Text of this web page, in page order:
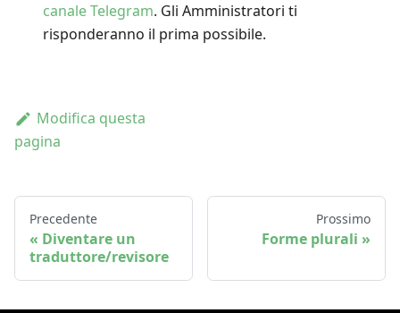
canale Telegram. Gli Amministratori ti
risponderanno il prima possibile.
Modifica questa
pagina
Precedente
Diventare un
traduttore/revisore
Prossimo
Forme plurali